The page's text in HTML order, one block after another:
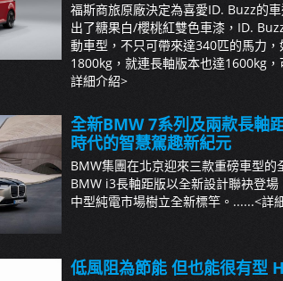
福斯商旅原廠決定為喜愛ID. Buzz的
出了糖果白/櫻桃紅雙色車漆，ID.
動車型，不只可帶來達340匹的馬力
1800kg，就連長軸版本也達1600kg
詳細介紹>
全新BMW 7系列及兩款長軸
時代的智慧駕趣新紀元
BMW集團在北京迎來三款重磅車型
BMW i3長軸距版以全新設計聯袂登
中型純電市場樹立全新標竿。......<詳
低風阻為節能 但也能很有型